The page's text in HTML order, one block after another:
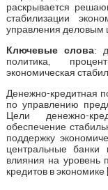
раскрывается
стабилизации
управления деловым
Ключевые слова:
политика,
экономическая
Денежно-кредитная
по управлению
Цели денежно-
обеспечение
поддержку
центральные банки
влияния на уровень
кредитов в